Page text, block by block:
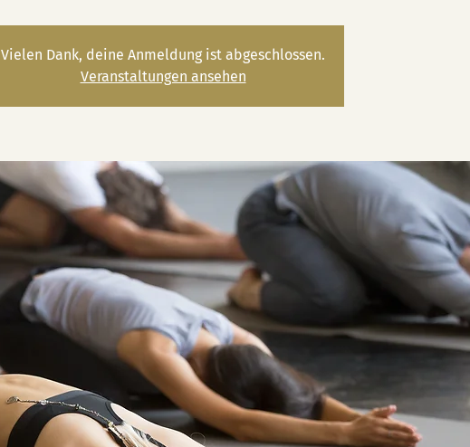
Vielen Dank, deine Anmeldung ist abgeschlossen.
Veranstaltungen ansehen